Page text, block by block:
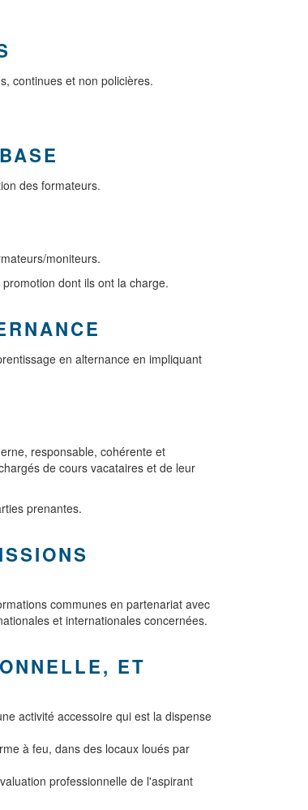
continues et non policières.
des formateurs.
moniteurs.
dont ils ont la charge.
en alternance en impliquant
responsable, cohérente et
de cours vacataires et de leur
prenantes.
communes en partenariat avec
et internationales concernées.
ET
activité accessoire qui est la dispense
à feu, dans des locaux loués par
professionnelle de l'aspirant